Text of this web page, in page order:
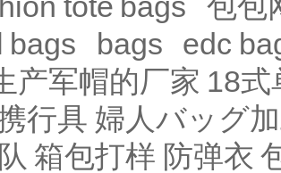
bags
bags
edc
产军帽的厂家 18式
行具 婦人バッグ
箱包打样 防弹衣